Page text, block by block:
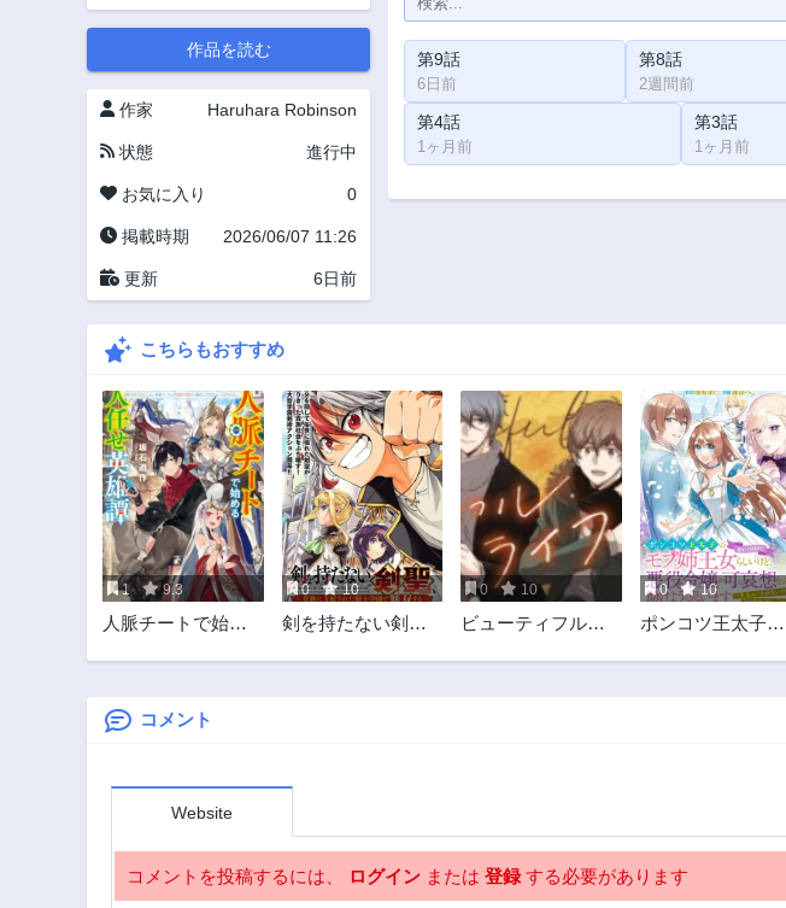
作品を読む
作家 Haruhara Robinson
状態 進行中
お気に入り 0
掲載時期 2026/06/07 11:26
更新 6日前
第9話
6日前
第8話
2週間前
第4話
1ヶ月前
第3話
1ヶ月前
こちらもおすすめ
1 9.3
人脈チートで始め
0 10
剣を持たない剣
双する
0 10
ビューティフル・
0 10
ポンコツ王太子の
可哀想なので助け
コメント
Website
コメントを投稿するには、 ログイン または 登録する必要があります